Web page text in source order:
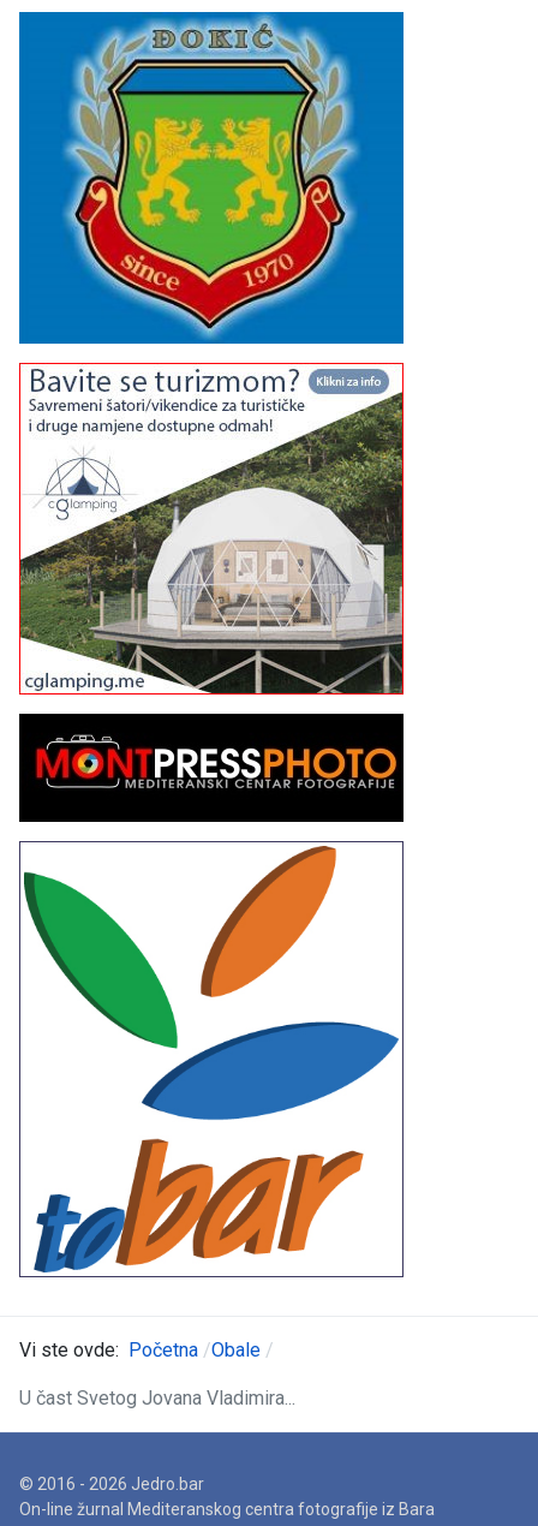
Vi ste ovde: Početna Obale
U čast Svetog Jovana Vladimira...
© 2016 - 2026 Jedro.bar
On-line žurnal Mediteranskog centra fotografije iz Bara